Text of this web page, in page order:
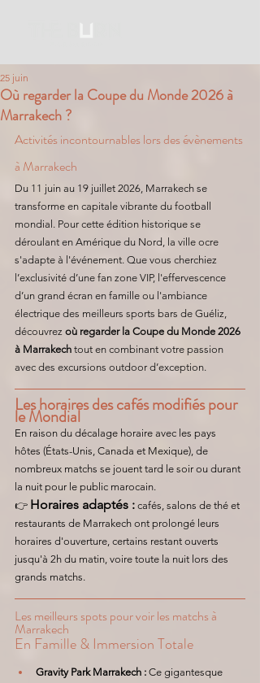
Où regarder la Coupe du Monde 2026 à
Marrakech ?
25 juin
Activités incontournables lors des évènements
à Marrakech
Du 11 juin au 19 juillet 2026, Marrakech se
transforme en capitale vibrante du football
mondial. Pour cette édition historique se
déroulant en Amérique du Nord, la ville ocre
s'adapte à l'événement. Que vous cherchiez
l’exclusivité d’une fan zone VIP, l'effervescence
d’un grand écran en famille ou l'ambiance
électrique des meilleurs sports bars de Guéliz,
découvrez où regarder la Coupe du Monde 2026
à Marrakech tout en combinant votre passion
avec des excursions outdoor d’exception.
Les horaires des cafés modifiés pour
le Mondial
En raison du décalage horaire avec les pays
hôtes (États-Unis, Canada et Mexique), de
nombreux matchs se jouent tard le soir ou durant
la nuit pour le public marocain.
👉 Horaires adaptés : cafés, salons de thé et
restaurants de Marrakech ont prolongé leurs
horaires d'ouverture, certains restant ouverts
jusqu'à 2h du matin, voire toute la nuit lors des
grands matchs.
Les meilleurs spots pour voir les matchs à
Marrakech
En Famille & Immersion Totale
Gravity Park Marrakech : Ce gigantesque